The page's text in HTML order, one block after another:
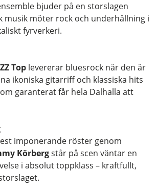
bjuder på en storslagen
musik möter rock och underhållning i
fyrverkeri.
ZZ Top levererar bluesrock när den är
ikoniska gitarriff och klassiska hits
garanterat får hela Dalhalla att
imponerande röster genom
Körbergstår på scen väntar en
i absolut toppklass – kraftfullt,